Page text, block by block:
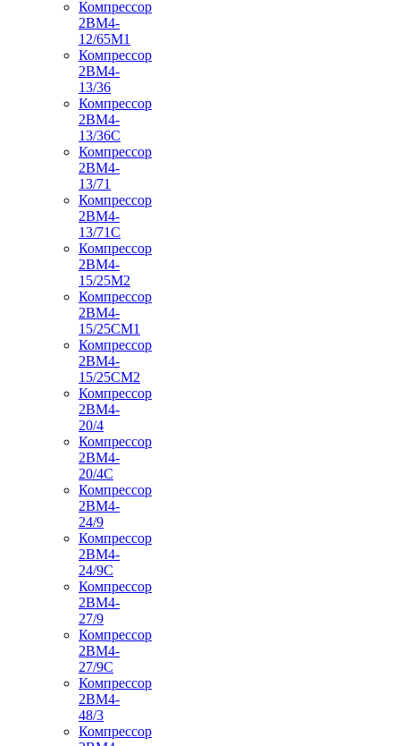
Компрессор
2ВМ4-
12/65М1
Компрессор
2ВМ4-
13/36
Компрессор
2ВМ4-
13/36С
Компрессор
2ВМ4-
13/71
Компрессор
2ВМ4-
13/71С
Компрессор
2ВМ4-
15/25М2
Компрессор
2ВМ4-
15/25СМ1
Компрессор
2ВМ4-
15/25СМ2
Компрессор
2ВМ4-
20/4
Компрессор
2ВМ4-
20/4С
Компрессор
2ВМ4-
24/9
Компрессор
2ВМ4-
24/9С
Компрессор
2ВМ4-
27/9
Компрессор
2ВМ4-
27/9С
Компрессор
2ВМ4-
48/3
Компрессор